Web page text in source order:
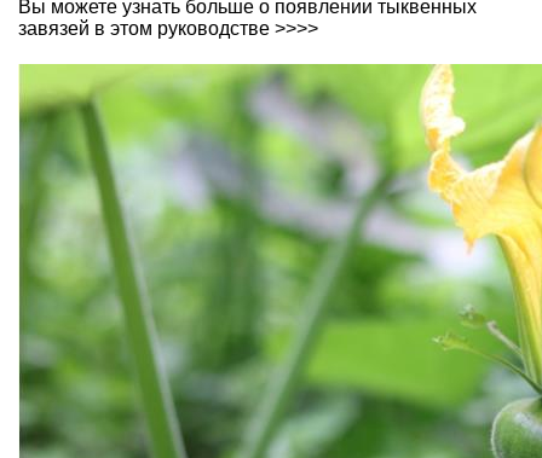
Вы можете узнать больше о появлении тыквенных
завязей в этом руководстве >>>>